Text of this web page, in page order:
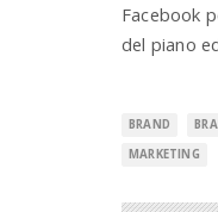
Facebook
del piano
BRAND
MARKETING